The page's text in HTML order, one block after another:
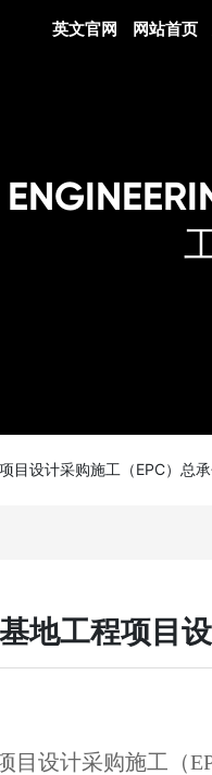
英文官网 网站首页
目设计采购施工（EPC）总
地工程项目
目设计采购施工（